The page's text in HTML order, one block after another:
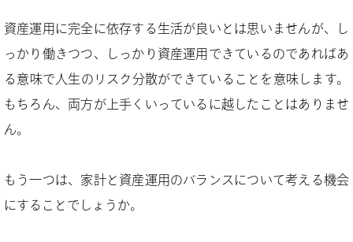
資産運用に完全に依存する生活が良いとは思いませんが、し
っかり働きつつ、しっかり資産運用できているのであればあ
る意味で人生のリスク分散ができていることを意味します。
もちろん、両方が上手くいっているに越したことはありませ
ん。
もう一つは、家計と資産運用のバランスについて考える機会
にすることでしょうか。